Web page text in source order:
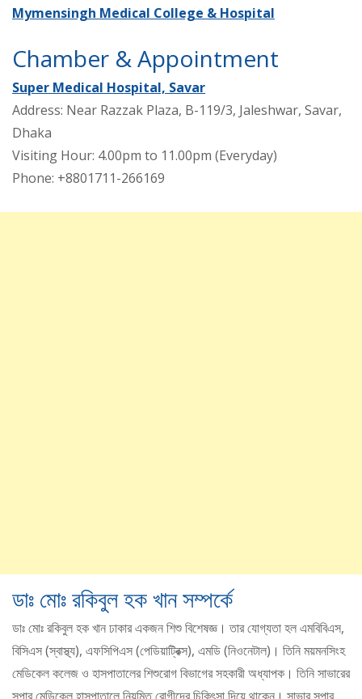
Mymensingh Medical College & Hospital
Chamber & Appointment
Super Medical Hospital, Savar
Address: Near Razzak Plaza, B-119/3, Jaleshwar, Savar,
Dhaka
Visiting Hour: 4.00pm to 11.00pm (Everyday)
Phone: +8801711-266169
ডাঃ মোঃ রকিবুল হক খান সম্পর্কে
ডাঃ মোঃ রকিবুল হক খান ঢাকার একজন শিশু বিশেষজ্ঞ। তার যোগ্যতা হল এমবিবিএস,
বিসিএস (স্বাস্থ্য), এফসিপিএস (পেডিয়াট্রিক্স), এমডি (নিওনেটাল)। তিনি ময়মনসিংহ
মেডিকেল কলেজ ও হাসপাতালের শিশুরোগ বিভাগের সহকারী অধ্যাপক। তিনি সাভারের